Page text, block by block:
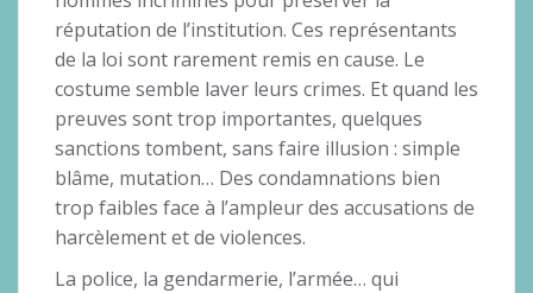
réputation de l’institution. Ces représentants
de la loi sont rarement remis en cause. Le
costume semble laver leurs crimes. Et quand les
preuves sont trop importantes, quelques
sanctions tombent, sans faire illusion : simple
blâme, mutation… Des condamnations bien
trop faibles face à l’ampleur des accusations de
harcèlement et de violences.
La police, la gendarmerie, l’armée… qui